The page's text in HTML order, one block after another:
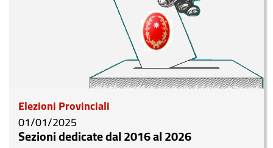
Elezioni Provinciali
01/01/2025
Sezioni dedicate dal 2016 al 2026